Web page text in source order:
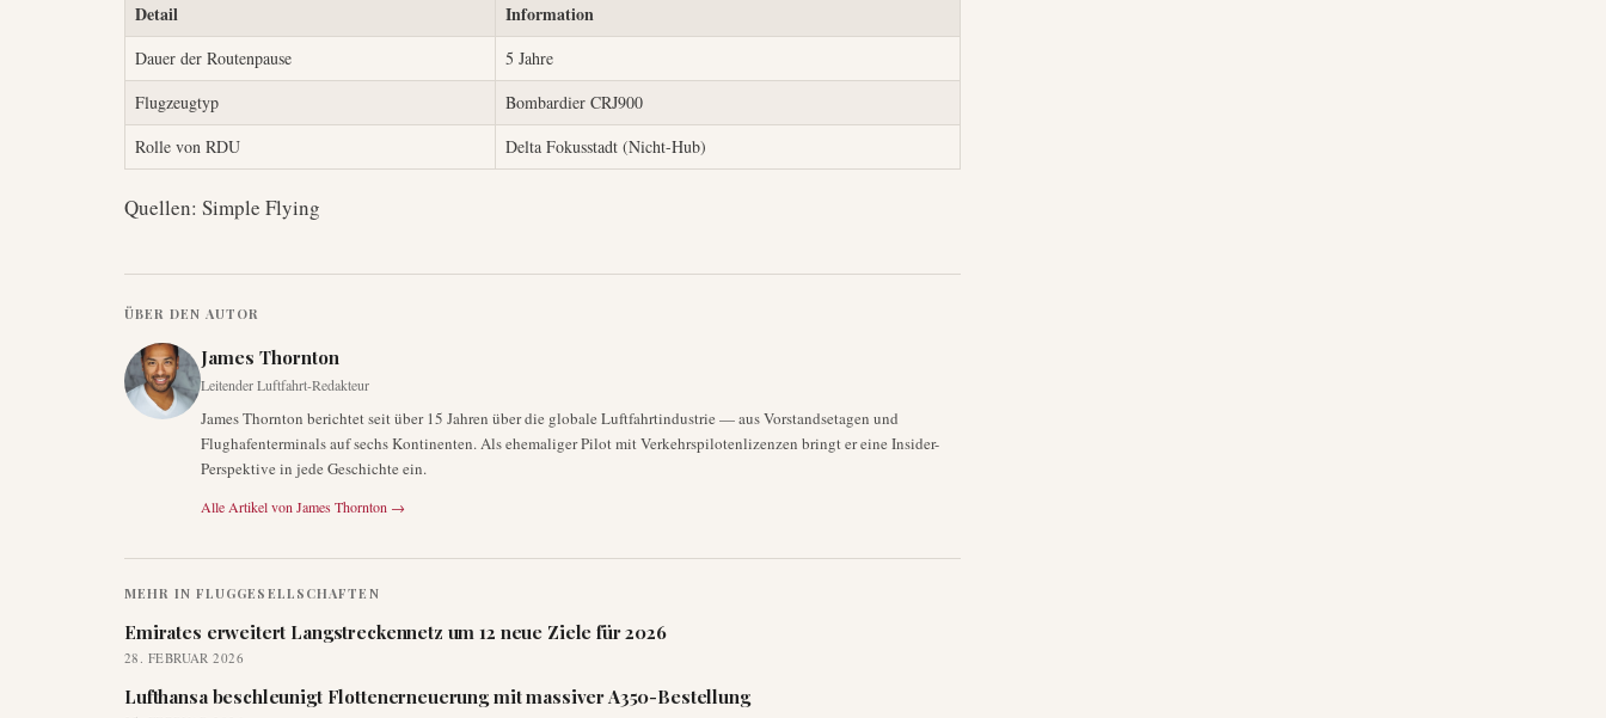
Detail Information
Dauer der Routenpause
5 Jahre
Flugzeugtyp
Bombardier CRJ900
Rolle von RDU
Delta Fokusstadt (Nicht-Hub)
Quellen: Simple Flying
ÜBER DEN AUTOR
James Thornton
Leitender Luftfahrt-Redakteur
James Thornton berichtet seit über 15 Jahren über die globale Luftfahrtindustrie — aus Vorstandsetagen und
Flughafenterminals auf sechs Kontinenten. Als ehemaliger Pilot mit Verkehrspilotenlizenzen bringt er eine Insider-
Perspektive in jede Geschichte ein.
Alle Artikel von James Thornton →
MEHR IN FLUGGESELLSCHAFTEN
Emirates erweitert Langstreckennetz um 12 neue Ziele für 2026
28. FEBRUAR 2026
Lufthansa beschleunigt Flottenerneuerung mit massiver A350-Bestellung